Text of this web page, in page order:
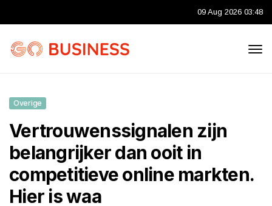
09 Aug 2026 03:48
Overige
Vertrouwenssignalen zijn
belangrijker dan ooit in
competitieve online markten.
Hier is waa